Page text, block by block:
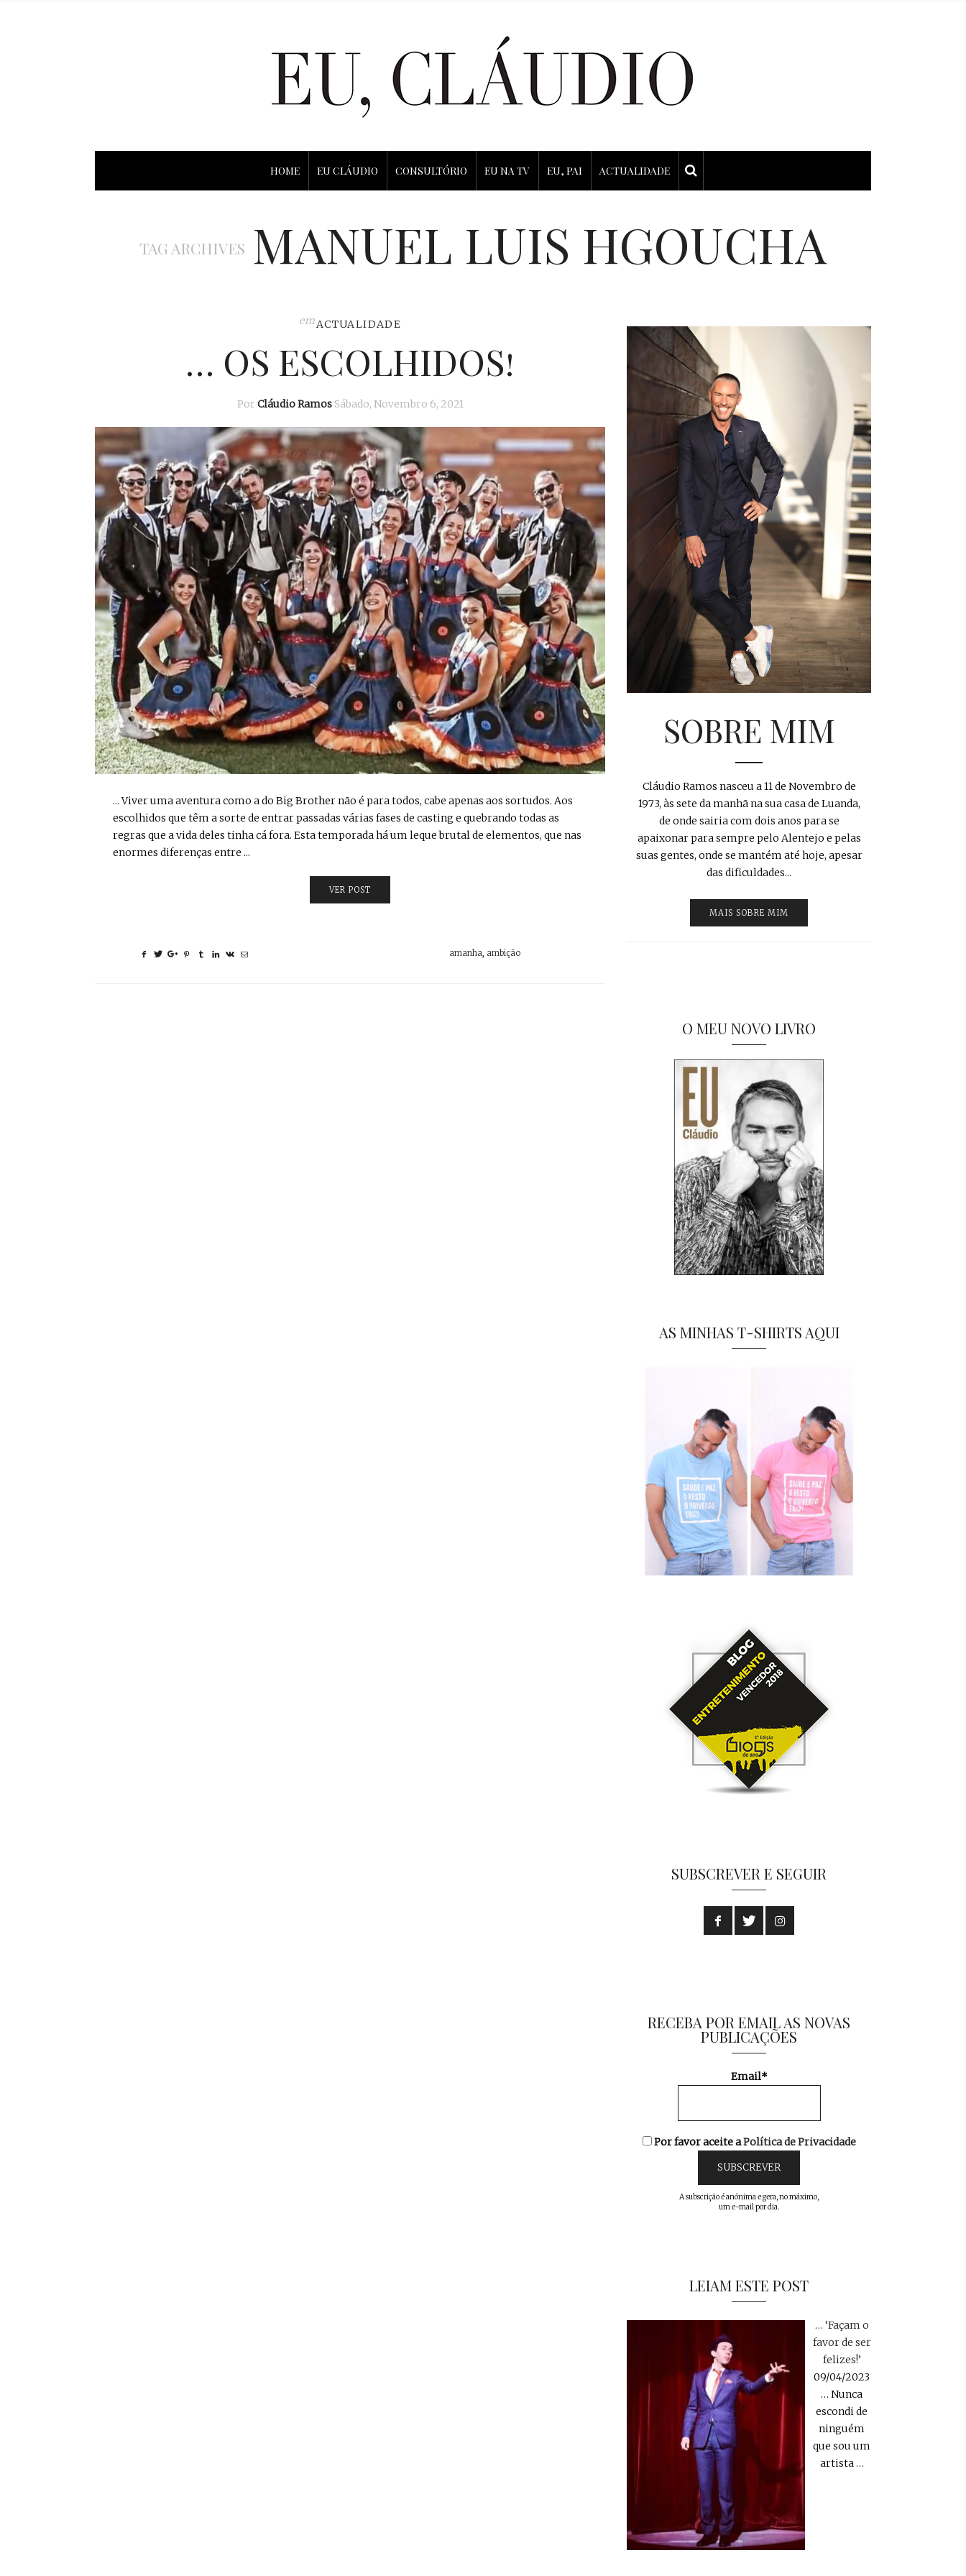
HOME EU CLÁUDIO CONSULTÓRIO EU NA TV EU, PAI ACTUALIDADE
TAG ARCHIVES MANUEL LUIS HGOUCHA
emACTUALIDADE
… OS ESCOLHIDOS!
Por Cláudio Ramos Sábado, Novembro 6, 2021
... Viver uma aventura como a do Big Brother não é para todos, cabe apenas aos sortudos. Aos
escolhidos que têm a sorte de entrar passadas várias fases de casting e quebrando todas as
regras que a vida deles tinha cá fora. Esta temporada há um leque brutal de elementos, que nas
enormes diferenças entre ...
VER POST
amanha ambição
SOBRE MIM
Cláudio Ramos nasceu a 11 de Novembro de
1973, às sete da manhã na sua casa de Luanda,
de onde sairia com dois anos para se
apaixonar para sempre pelo Alentejo e pelas
suas gentes, onde se mantém até hoje, apesar
das dificuldades...
MAIS SOBRE MIM
O MEU NOVO LIVRO
AS MINHAS T-SHIRTS AQUI
SUBSCREVER E SEGUIR
RECEBA POR EMAIL AS NOVAS
PUBLICAÇÕES
Email*
Por favor aceite aPolítica de Privacidade
A subscrição é anónima e gera, no máximo,
um e-mail por dia.
LEIAM ESTE POST
… ‘Façam o
favor de ser
felizes!’
09/04/2023
… Nunca
escondi de
ninguém
que sou um
artista…